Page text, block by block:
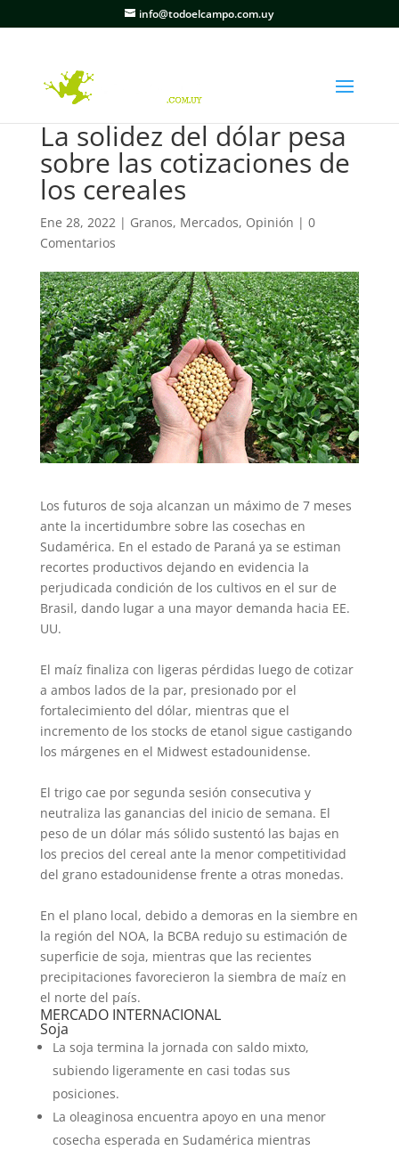
info@todoelcampo.com.uy
La solidez del dólar pesa
sobre las cotizaciones de
los cereales
Ene 28, 2022| Granos, Mercados, Opinión | 0
Comentarios
Los futuros de soja alcanzan un máximo de 7 meses
ante la incertidumbre sobre las cosechas en
Sudamérica. En el estado de Paraná ya se estiman
recortes productivos dejando en evidencia la
perjudicada condición de los cultivos en el sur de
Brasil, dando lugar a una mayor demanda hacia EE.
UU.
El maíz finaliza con ligeras pérdidas luego de cotizar
a ambos lados de la par, presionado por el
fortalecimiento del dólar, mientras que el
incremento de los stocks de etanol sigue castigando
los márgenes en el Midwest estadounidense.
El trigo cae por segunda sesión consecutiva y
neutraliza las ganancias del inicio de semana. El
peso de un dólar más sólido sustentó las bajas en
los precios del cereal ante la menor competitividad
del grano estadounidense frente a otras monedas.
En el plano local, debido a demoras en la siembre en
la región del NOA, la BCBA redujo su estimación de
superficie de soja, mientras que las recientes
precipitaciones favorecieron la siembra de maíz en
el norte del país.
MERCADO INTERNACIONAL
Soja
La soja termina la jornada con saldo mixto,
subiendo ligeramente en casi todas sus
posiciones.
La oleaginosa encuentra apoyo en una menor
cosecha esperada en Sudamérica mientras